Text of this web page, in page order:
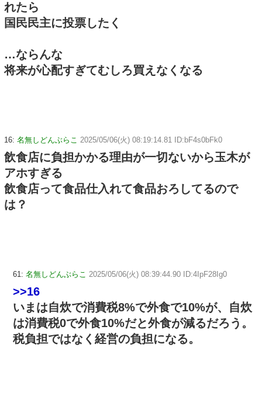
れたら
国民民主に投票したく
…ならんな
将来が心配すぎてむしろ買えなくなる
16: 名無しどんぶらこ 2025/05/06(火) 08:19:14.81 ID:bF4s0bFk0
飲食店に負担かかる理由が一切ないから玉木が
アホすぎる
飲食店って食品仕入れて食品おろしてるので
は？
61: 名無しどんぶらこ 2025/05/06(火) 08:39:44.90 ID:4IpF28Ig0
>>16
いまは自炊で消費税8%で外食で10%が、自炊
は消費税0で外食10%だと外食が減るだろう。
税負担ではなく経営の負担になる。